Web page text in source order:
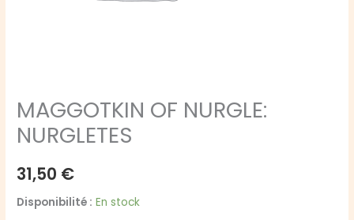
MAGGOTKIN OF NURGLE:
NURGLETES
31,50 €
Disponibilité : En stock